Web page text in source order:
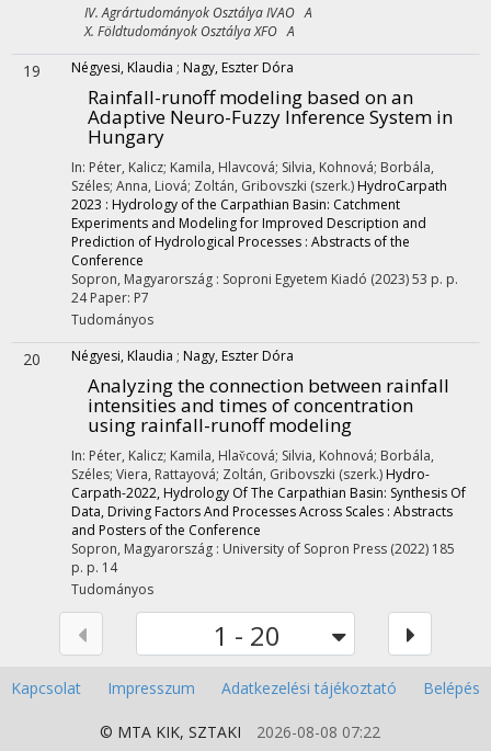
IV. Agrártudományok Osztálya IVAO A
X. Földtudományok Osztálya XFO A
19 Négyesi, Klaudia ; Nagy, Eszter Dóra
Rainfall-runoff modeling based on an
Adaptive Neuro-Fuzzy Inference System in
Hungary
In: Péter, Kalicz; Kamila, Hlavcová; Silvia, Kohnová; Borbála,
Széles; Anna, Liová; Zoltán, Gribovszki (szerk.) HydroCarpath
2023 : Hydrology of the Carpathian Basin: Catchment
Experiments and Modeling for Improved Description and
Prediction of Hydrological Processes : Abstracts of the
Conference
Sopron, Magyarország : Soproni Egyetem Kiadó (2023)53 p. p.
24 Paper: P7
Tudományos
20 Négyesi, Klaudia ; Nagy, Eszter Dóra
Analyzing the connection between rainfall
intensities and times of concentration
using rainfall-runoff modeling
In: Péter, Kalicz; Kamila, Hlav̌cová; Silvia, Kohnová; Borbála,
Széles; Viera, Rattayová; Zoltán, Gribovszki (szerk.) Hydro-
Carpath-2022, Hydrology Of The Carpathian Basin: Synthesis Of
Data, Driving Factors And Processes Across Scales : Abstracts
and Posters of the Conference
Sopron, Magyarország : University of Sopron Press (2022) 185
p. p. 14
Tudományos
1 - 20
Kapcsolat Impresszum Adatkezelési tájékoztató Belépés
© MTA KIK, SZTAKI 2026-08-08 07:22